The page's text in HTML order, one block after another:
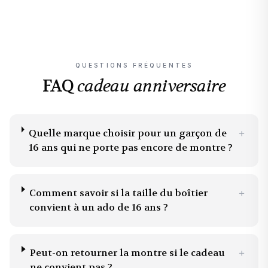
QUESTIONS FRÉQUENTES
FAQcadeau anniversaire
Quelle marque choisir pour un garçon de
16 ans qui ne porte pas encore de montre ?
＋
Comment savoir si la taille du boîtier
convient à un ado de 16 ans ?
＋
Peut-on retourner la montre si le cadeau
＋